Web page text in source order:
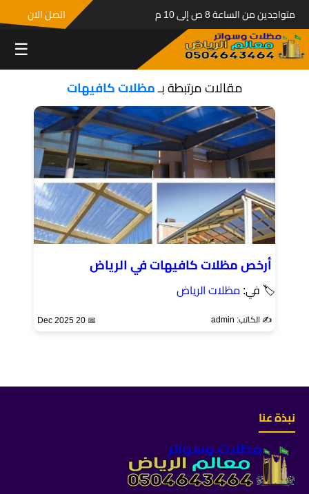
متواجدين من الساعة 8 ص إلى 10 م اتصل الان
☰
مقالات مرتبطة بـمظلات كافيهات
أرخص مظلات كافيهات في الرياض
🏷 في: مظلات الرياض
✍️ الكاتب: admin 📅 20 Dec 2025
نبذة عنا